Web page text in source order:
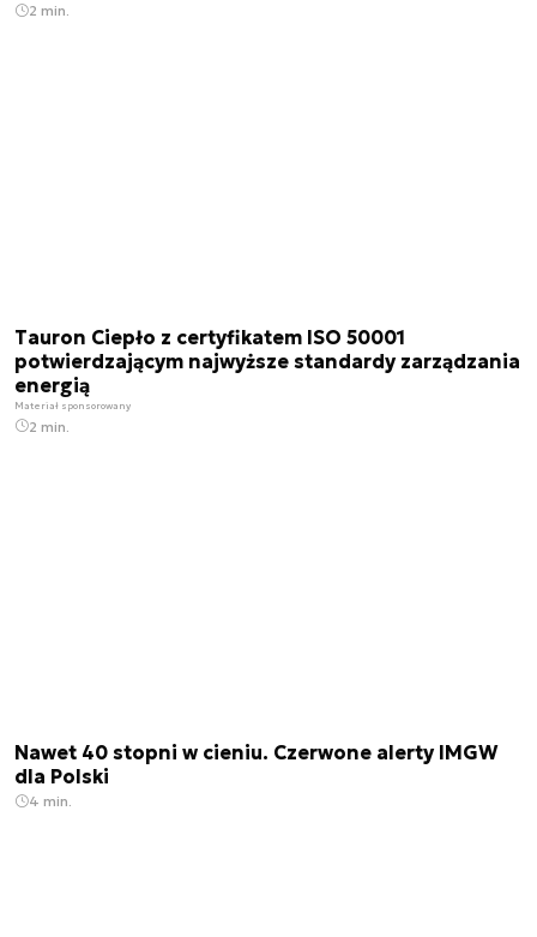
2 min.
Tauron Ciepło z certyfikatem ISO 50001
potwierdzającym najwyższe standardy zarządzania
energią
Materiał sponsorowany
2 min.
Nawet 40 stopni w cieniu. Czerwone alerty IMGW
dla Polski
4 min.